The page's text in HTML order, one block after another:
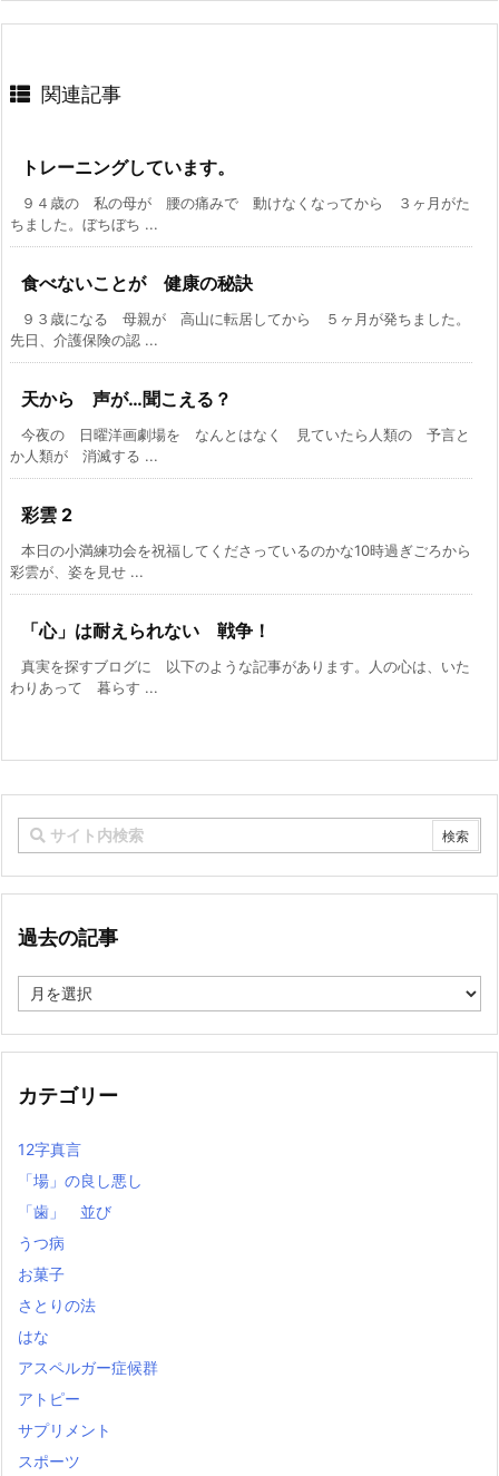
関連記事
トレーニングしています。
９４歳の 私の母が 腰の痛みで 動けなくなってから ３ヶ月がた
ちました。ぼちぼち ...
食べないことが 健康の秘訣
９３歳になる 母親が 高山に転居してから ５ヶ月が発ちました。
先日、介護保険の認 ...
天から 声が…聞こえる？
今夜の 日曜洋画劇場を なんとはなく 見ていたら人類の 予言と
か人類が 消滅する ...
彩雲 2
本日の小満練功会を祝福してくださっているのかな10時過ぎごろから
彩雲が、姿を見せ ...
「心」は耐えられない 戦争！
真実を探すブログに 以下のような記事があります。人の心は、いた
わりあって 暮らす ...
過去の記事
去
記
カテゴリー
12字真言
「場」の良し悪し
「歯」 並び
うつ病
お菓子
さとりの法
はな
アスペルガー症候群
アトピー
サプリメント
スポーツ